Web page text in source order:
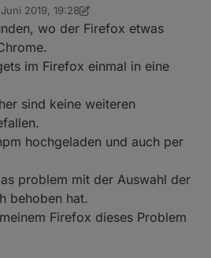
2019, 19:28
OliverIO
wo der Firefox etwas
im Firefox einmal in eine
sind keine weiteren
hochgeladen und auch per
problem mit der Auswahl der
behoben hat.
Firefox dieses Problem